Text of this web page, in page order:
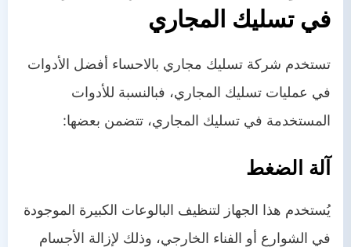
في تسليك المجاري
تستخدم شركة تسليك مجاري بالاحساء أفضل الأدوات
في عمليات تسليك المجاري، فبالنسبة للأدوات
المستخدمة في تسليك المجاري، تتضمن بعضها:
آلة الضغط
يُستخدم هذا الجهاز لتنظيف البالوعات الكبيرة الموجودة
في الشوارع أو الفناء الخارجي، وذلك لإزالة الأجسام